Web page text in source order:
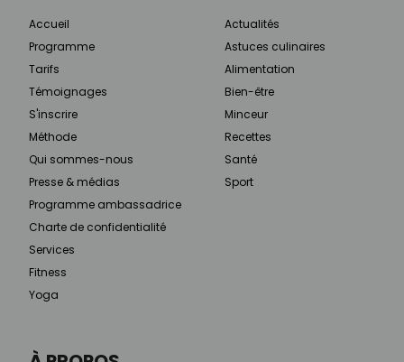
Accueil
Programme
Tarifs
Témoignages
S'inscrire
Méthode
Qui sommes-nous
Presse & médias
Programme ambassadrice
Charte de confidentialité
Services
Fitness
Yoga
Actualités
Astuces culinaires
Alimentation
Bien-être
Minceur
Recettes
Santé
Sport